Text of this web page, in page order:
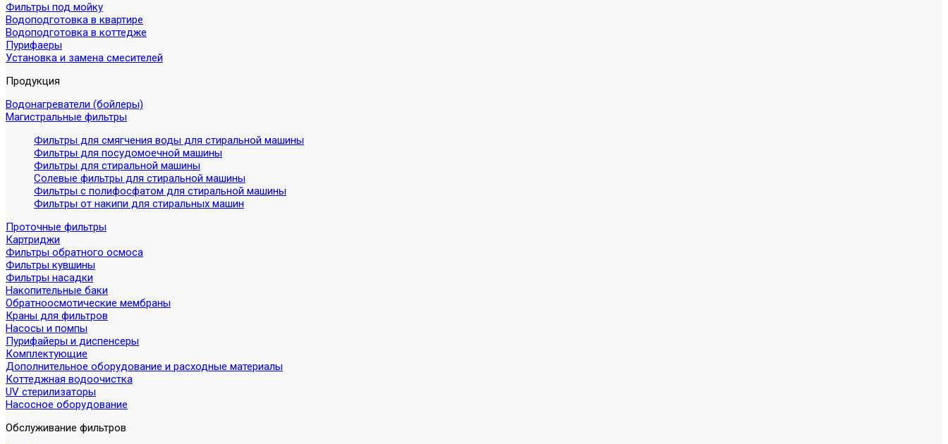
Фильтры под мойку
Водоподготовка в квартире
Водоподготовка в коттедже
Пурифаеры
Установка и замена смесителей
Продукция
Водонагреватели (бойлеры)
Магистральные фильтры
Фильтры для смягчения воды для стиральной машины
Фильтры для посудомоечной машины
Фильтры для стиральной машины
Солевые фильтры для стиральной машины
Фильтры с полифосфатом для стиральной машины
Фильтры от накипи для стиральных машин
Проточные фильтры
Картриджи
Фильтры обратного осмоса
Фильтры кувшины
Фильтры насадки
Накопительные баки
Обратноосмотические мембраны
Краны для фильтров
Насосы и помпы
Пурифайеры и диспенсеры
Комплектующие
Дополнительное оборудование и расходные материалы
Коттеджная водоочистка
UV стерилизаторы
Насосное оборудование
Обслуживание фильтров